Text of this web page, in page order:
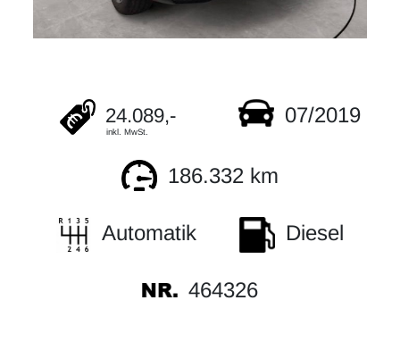
24.089,-
inkl. MwSt.
07/2019
186.332 km
Automatik Diesel
464326